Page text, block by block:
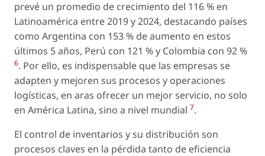
prevé un promedio de crecimiento del 116 % en
Latinoamérica entre 2019 y 2024, destacando países
como Argentina con 153 % de aumento en estos
últimos 5 años, Perú con 121 % y Colombia con 92 %
6. Por ello, es indispensable que las empresas se
adapten y mejoren sus procesos y operaciones
logísticas, en aras ofrecer un mejor servicio, no solo
en América Latina, sino a nivel mundial 7.
El control de inventarios y su distribución son
procesos claves en la pérdida tanto de eficiencia